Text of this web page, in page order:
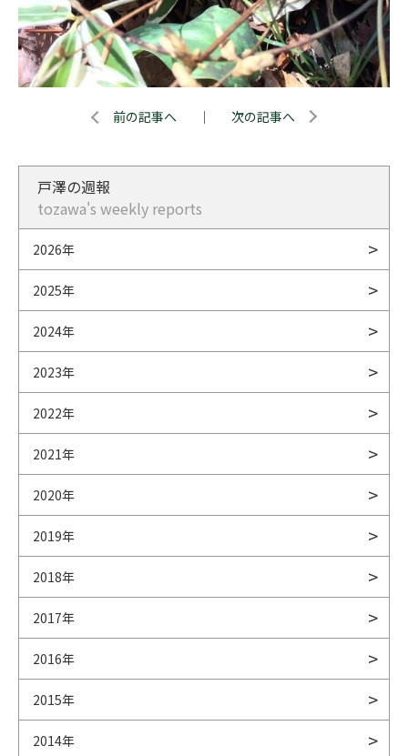
前の記事へ ｜ 次の記事へ
戸澤の週報
tozawa's weekly reports
2026年
2025年
2024年
2023年
2022年
2021年
2020年
2019年
2018年
2017年
2016年
2015年
2014年